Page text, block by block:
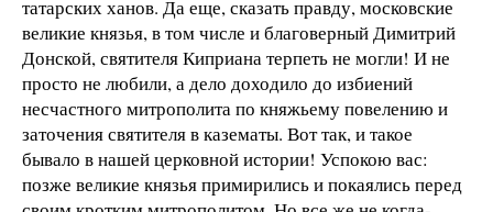
татарских ханов. Да еще, сказать правду, московские
великие князья, в том числе и благоверный Димитрий
Донской, святителя Киприана терпеть не могли! И не
просто не любили, а дело доходило до избиений
несчастного митрополита по княжьему повелению и
заточения святителя в казематы. Вот так, и такое
бывало в нашей церковной истории! Успокою вас:
позже великие князья примирились и покаялись перед